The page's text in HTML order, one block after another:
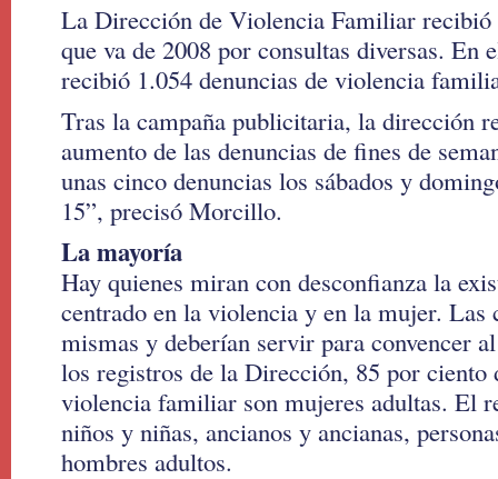
La Dirección de Violencia Familiar recibió
que va de 2008 por consultas diversas. En
recibió 1.054 denuncias de violencia
Tras la campaña publicitaria, la dirección
aumento de las denuncias de fines de
unas cinco denuncias los sábados y
15”, precisó Morcillo.
La mayoría
Hay quienes miran con desconfianza la
centrado en la violencia y en la mujer. Las
mismas y deberían servir para convencer
los registros de la Dirección, 85 por ciento
violencia familiar son mujeres adultas. El
niños y niñas, ancianos y ancianas,
hombres adultos.